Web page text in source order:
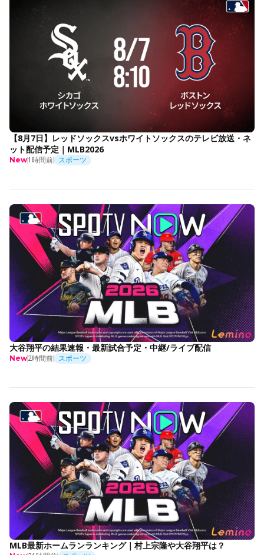
【8月7日】レッドソックスvsホワイトソックスのテレビ放送・ネ
ット配信予定｜MLB2026
New1時間前 スポーツ
大谷翔平の結果速報・最新試合予定・中継/ライブ配信
New2時間前 スポーツ
MLB最新ホームランランキング｜村上宗隆や大谷翔平は？